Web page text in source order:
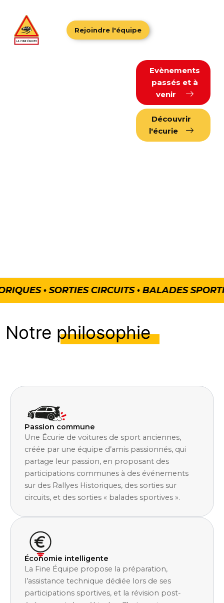
Rejoindre l'équipe
Evènements
passés et à
venir
Découvrir
l'écurie
• SORTIES CIRCUITS • BALADES
Notre philosophie
Passion commune
Une Écurie de voitures de sport anciennes,
créée par une équipe d’amis passionnés, qui
partage leur passion, en proposant des
participations communes à des événements
sur des Rallyes Historiques, des sorties sur
circuits, et des sorties « balades sportives ».
Économie intelligente
La Fine Équipe propose la préparation,
l’assistance technique dédiée lors de ses
participations sportives, et la révision post-